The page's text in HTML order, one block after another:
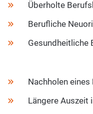
Überholte
Berufliche
Gesundheitliche
Nachholen
Längere Auszeit